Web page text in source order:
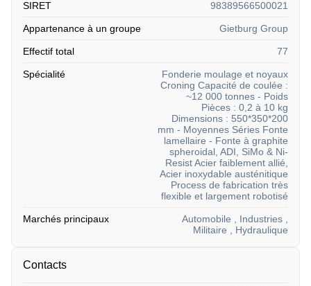
SIRET 98389566500021
Appartenance à un groupe Gietburg Group
Effectif total 77
Spécialité
Fonderie moulage et noyaux
Croning Capacité de coulée :
~12 000 tonnes - Poids
Pièces : 0,2 à 10 kg
Dimensions : 550*350*200
mm - Moyennes Séries Fonte
lamellaire - Fonte à graphite
spheroidal, ADI, SiMo & Ni-
Resist Acier faiblement allié,
Acier inoxydable austénitique
Process de fabrication très
flexible et largement robotisé
Marchés principaux
Automobile , Industries ,
Militaire , Hydraulique
Contacts